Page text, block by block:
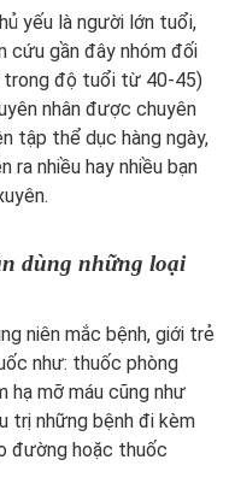
yếu là người lớn tuổi,
cứu gần đây nhóm đối
độ tuổi từ 40-45)
nhân được chuyên
tập thể dục hàng ngày,
ra nhiều hay nhiều bạn
dùng những loại
niên mắc bệnh, giới trẻ
như: thuốc phòng
hạ mỡ máu cũng như
trị những bệnh đi kèm
đường hoặc thuốc